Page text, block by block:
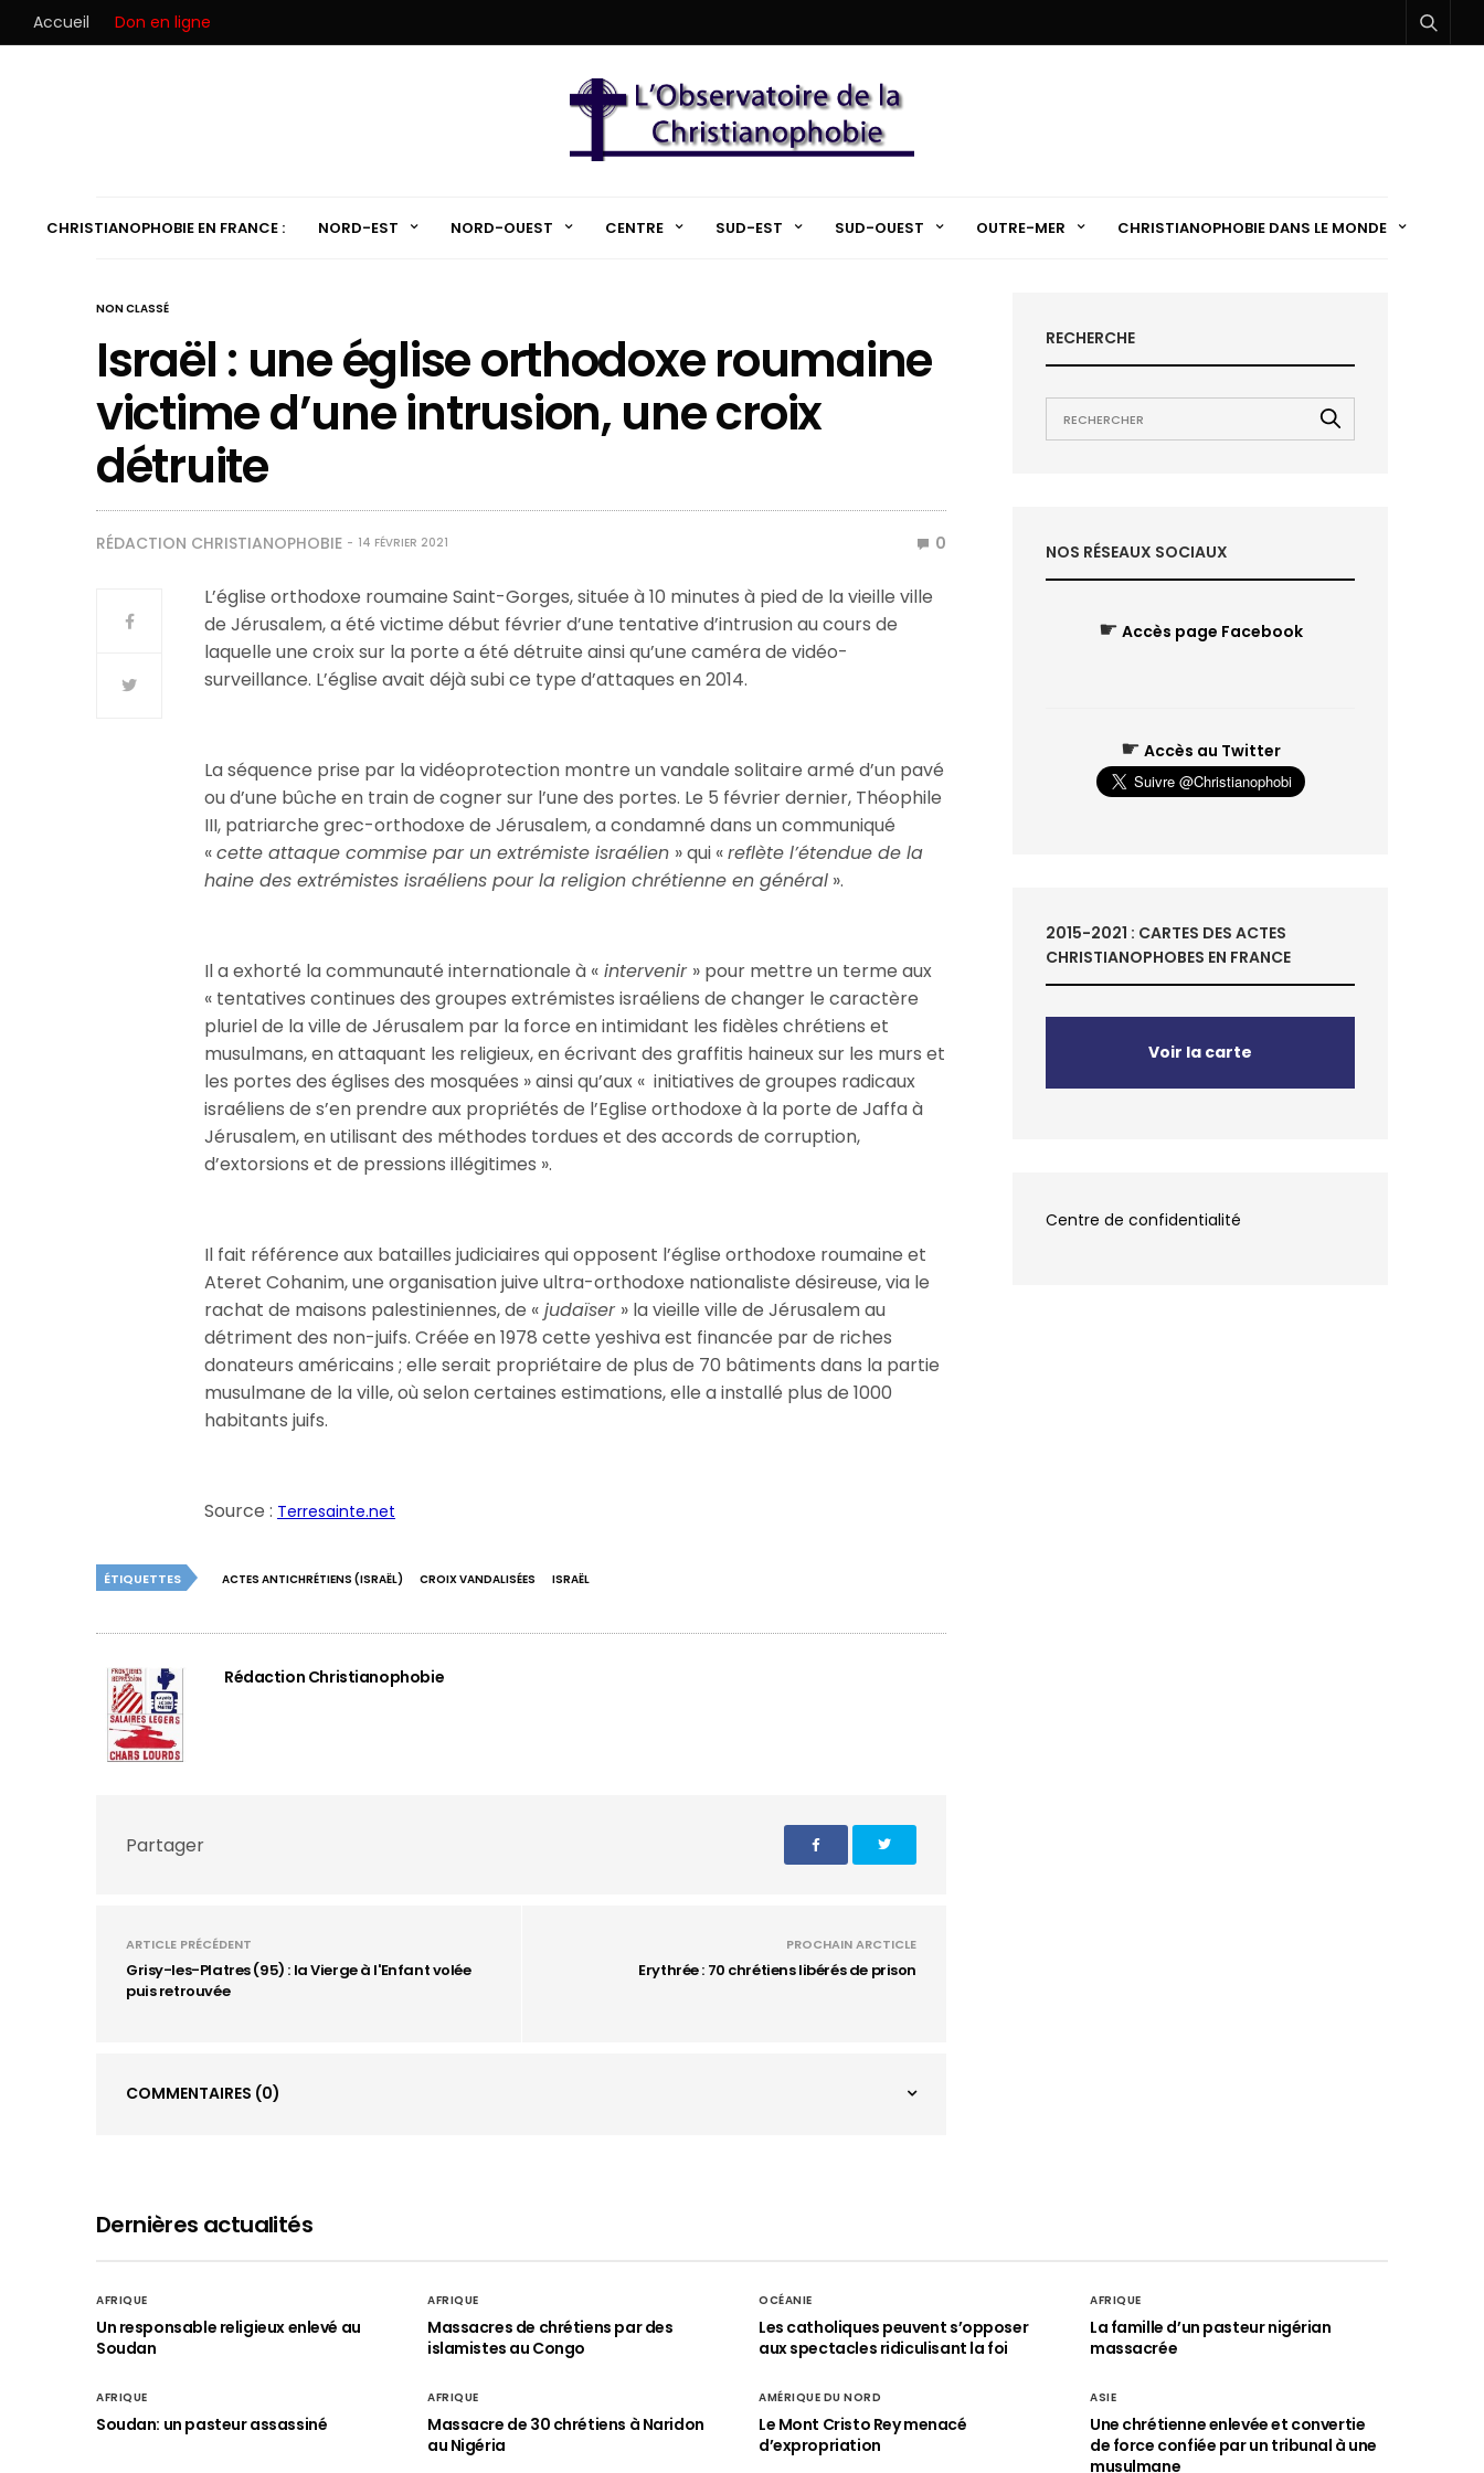
Accueil Don en ligne
CHRISTIANOPHOBIE EN FRANCE : NORD-EST NORD-OUEST CENTRE SUD-EST SUD-OUEST OUTRE-MER CHRISTIANOPHOBIE DANS LE MONDE
NON CLASSÉ
Israël : une église orthodoxe roumaine
victime d’une intrusion, une croix
détruite
RÉDACTION CHRISTIANOPHOBIE 14 FÉVRIER 2021 0
L’église orthodoxe roumaine Saint-Gorges, située à 10 minutes à pied de la vieille ville
de Jérusalem, a été victime début février d’une tentative d’intrusion au cours de
laquelle une croix sur la porte a été détruite ainsi qu’une caméra de vidéo-
surveillance. L’église avait déjà subi ce type d’attaques en 2014.
La séquence prise par la vidéoprotection montre un vandale solitaire armé d’un pavé
ou d’une bûche en train de cogner sur l’une des portes. Le 5 février dernier, Théophile
III, patriarche grec-orthodoxe de Jérusalem, a condamné dans un communiqué
«cette attaque commise par un extrémiste israélien » qui «reflète l’étendue de la
haine des extrémistes israéliens pour la religion chrétienne en général ».
Il a exhorté la communauté internationale à « intervenir » pour mettre un terme aux
« tentatives continues des groupes extrémistes israéliens de changer le caractère
pluriel de la ville de Jérusalem par la force en intimidant les fidèles chrétiens et
musulmans, en attaquant les religieux, en écrivant des graffitis haineux sur les murs et
les portes des églises des mosquées » ainsi qu’aux « initiatives de groupes radicaux
israéliens de s’en prendre aux propriétés de l’Eglise orthodoxe à la porte de Jaffa à
Jérusalem, en utilisant des méthodes tordues et des accords de corruption,
d’extorsions et de pressions illégitimes ».
Il fait référence aux batailles judiciaires qui opposent l’église orthodoxe roumaine et
Ateret Cohanim, une organisation juive ultra-orthodoxe nationaliste désireuse, via le
rachat de maisons palestiniennes, de « judaïser » la vieille ville de Jérusalem au
détriment des non-juifs. Créée en 1978 cette yeshiva est financée par de riches
donateurs américains ; elle serait propriétaire de plus de 70 bâtiments dans la partie
musulmane de la ville, où selon certaines estimations, elle a installé plus de 1000
habitants juifs.
Source : Terresainte.net
ÉTIQUETTES ACTES ANTICHRÉTIENS (ISRAËL) CROIX VANDALISÉES ISRAËL
Rédaction Christianophobie
Partager
ARTICLE PRÉCÉDENT
Grisy-les-Platres (95) : la Vierge à l'Enfant volée
puis retrouvée
PROCHAIN ARCTICLE
Erythrée : 70 chrétiens libérés de prison
COMMENTAIRES (0)
RECHERCHE
NOS RÉSEAUX SOCIAUX
☛ Accès page Facebook
☛ Accès au Twitter
2015-2021 : CARTES DES ACTES
CHRISTIANOPHOBES EN FRANCE
Voir la carte
Centre de confidentialité
Dernières actualités
AFRIQUE
Un responsable religieux enlevé au
Soudan
AFRIQUE
Massacres de chrétiens par des
islamistes au Congo
OCÉANIE
Les catholiques peuvent s’opposer
aux spectacles ridiculisant la foi
AFRIQUE
La famille d’un pasteur nigérian
massacrée
AFRIQUE
Soudan: un pasteur assassiné
AFRIQUE
Massacre de 30 chrétiens à Naridon
au Nigéria
AMÉRIQUE DU NORD
Le Mont Cristo Rey menacé
d’expropriation
ASIE
Une chrétienne enlevée et convertie
de force confiée par un tribunal à une
musulmane